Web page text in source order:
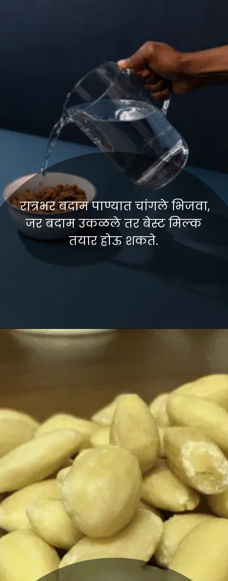
रात्रभर बदाम पाण्यात चांगले भिजवा,
जर बदाम उकळले तर बेस्ट मिल्क